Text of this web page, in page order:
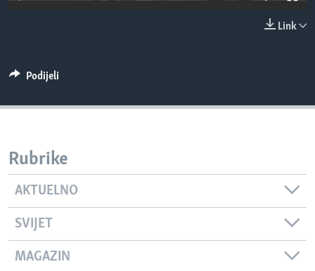
Learning English
Jezici
Link
Podijeli
Rubrike
AKTUELNO
SVIJET
MAGAZIN